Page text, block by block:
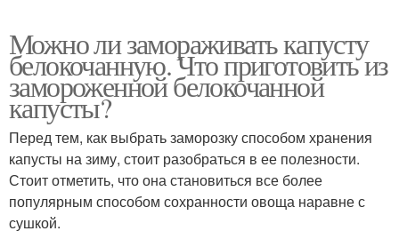
Можно ли замораживать капусту
белокочанную. Что приготовить из
замороженной белокочанной
капусты?
Перед тем, как выбрать заморозку способом хранения
капусты на зиму, стоит разобраться в ее полезности.
Стоит отметить, что она становиться все более
популярным способом сохранности овоща наравне с
сушкой.